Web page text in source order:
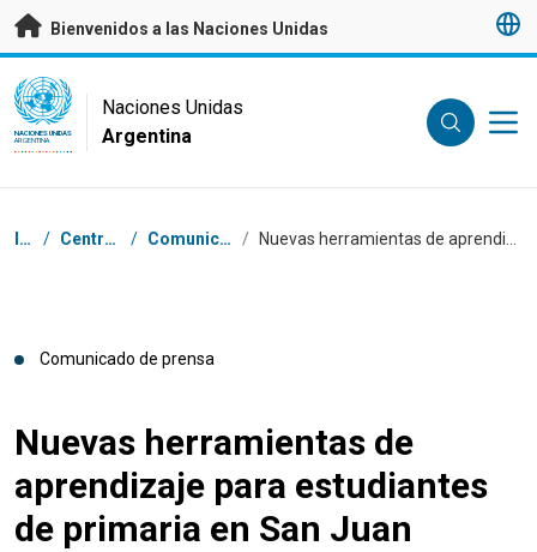
Saltar a contenido principal
Bienvenidos a las Naciones Unidas
UN Logo
NACIONES UNIDAS
ARGENTINA
Naciones Unidas
Argentina
Coordenadas dentro de la ruta de navegación
Inicio / Centro de prensa / Comunicados de prensa /
Comunicado de prensa
Nuevas herramientas de
aprendizaje para estudiantes
de primaria en San Juan